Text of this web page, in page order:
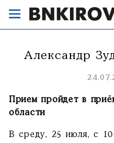
Александр
Прием пройдет в
области
В среду, 25 июля, с